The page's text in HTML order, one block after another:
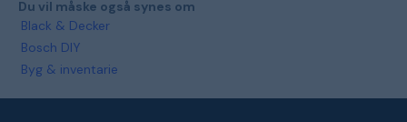
Du vil måske også synes om
Black & Decker
Bosch DIY
Byg & inventarie